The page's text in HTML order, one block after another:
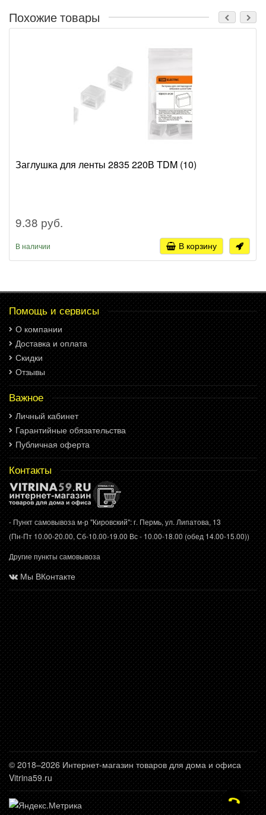
Похожие товары
Заглушка для ленты 2835 220В TDM (10)
9.38 руб.
В наличии В корзину
Помощь и сервисы
О компании
Доставка и оплата
Скидки
Отзывы
Важное
Личный кабинет
Гарантийные обязательства
Публичная оферта
Контакты
- Пункт самовывоза м-р "Кировский": г. Пермь, ул. Липатова, 13
(Пн-Пт 10.00-20.00, Сб-10.00-19.00 Вс - 10.00-18.00 (обед 14.00-15.00))
Другие пункты самовывоза
Мы ВКонтакте
© 2018–2026 Интернет-магазин товаров для дома и офиса
Vitrina59.ru